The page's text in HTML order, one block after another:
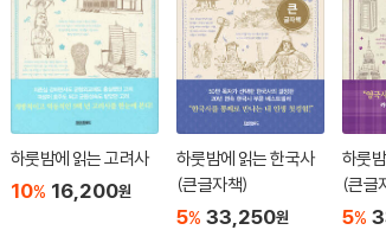
하룻밤에 읽는 고려사
10% 16,200원
하룻밤에 읽는 한국사
(큰글자책)
5% 33,250원
하룻
(큰글
5%